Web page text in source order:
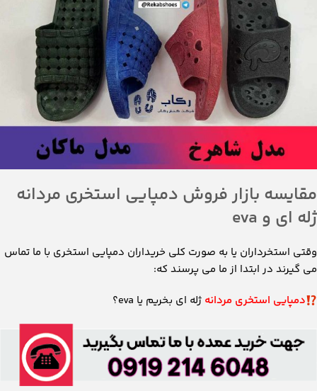
مقایسه بازار فروش دمپایی استخری مردانه
ژله ای و eva
وقتی استخرداران یا به صورت کلی خریداران دمپایی استخری با ما تماس
می گیرند در ابتدا از ما می پرسند که:
دمپایی استخری مردانه ژله ای بخریم یا eva؟